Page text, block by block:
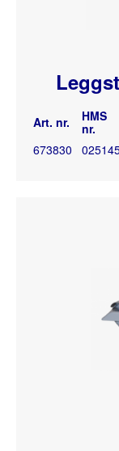
Art. nr.
HMS
nr.
673830